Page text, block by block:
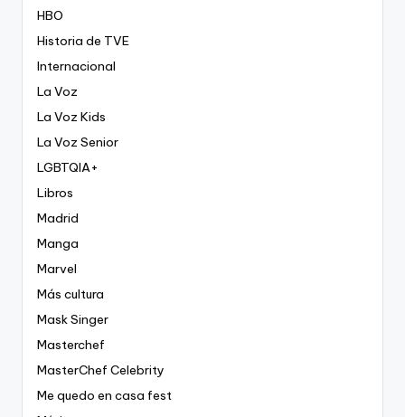
HBO
Historia de TVE
Internacional
La Voz
La Voz Kids
La Voz Senior
LGBTQIA+
Libros
Madrid
Manga
Marvel
Más cultura
Mask Singer
Masterchef
MasterChef Celebrity
Me quedo en casa fest